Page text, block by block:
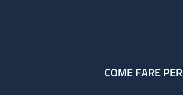
COME FARE PER